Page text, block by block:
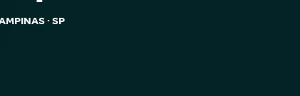
· SP